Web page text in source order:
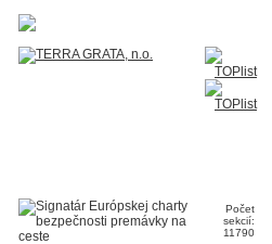
Počet
sekcií:
11790